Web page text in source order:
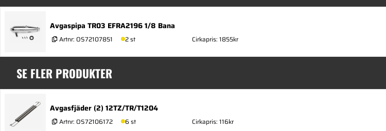
Avgaspipa TR03 EFRA2196 1/8 Bana
Artnr: OS72107851 2 st Cirkapris: 1855kr
SE FLER PRODUKTER
Avgasfjäder (2) 12TZ/TR/T1204
Artnr: OS72106172 6 st Cirkapris: 116kr